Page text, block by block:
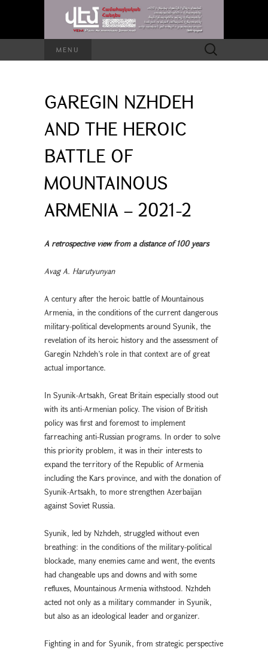
MENU
Search
for:
GAREGIN NZHDEH
AND THE HEROIC
BATTLE OF
MOUNTAINOUS
ARMENIA – 2021-2
A retrospective view from a distance of 100 years
Avag A. Harutyunyan
A century after the heroic battle of Mountainous
Armenia, in the conditions of the current dangerous
military-political developments around Syunik, the
revelation of its heroic history and the assessment of
Garegin Nzhdeh’s role in that context are of great
actual importance.
In Syunik-Artsakh, Great Britain especially stood out
with its anti-Armenian policy. The vision of British
policy was first and foremost to implement
farreaching anti-Russian programs. In order to solve
this priority problem, it was in their interests to
expand the territory of the Republic of Armenia
including the Kars province, and with the donation of
Syunik-Artsakh, to more strengthen Azerbaijan
against Soviet Russia.
Syunik, led by Nzhdeh, struggled without even
breathing։ in the conditions of the military-political
blockade, many enemies came and went, the events
had changeable ups and downs and with some
refluxes, Mountainous Armenia withstood. Nzhdeh
acted not only as a military commander in Syunik,
but also as an ideological leader and organizer.
Fighting in and for Syunik, from strategic perspective